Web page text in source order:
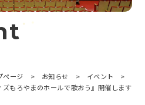
ページ > お知らせ > イベント
>
もろやまのホールで歌おう』開催します